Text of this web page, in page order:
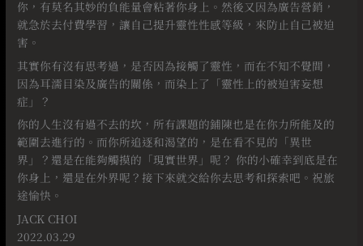
你，有莫名其妙的負能量會粘著你身上。然後又因為廣告營銷，
就急於去付費學習，讓自己提升靈性性感等級，來防止自己被迫
害。
其實你有沒有思考過，是否因為接觸了靈性，而在不知不覺間，
因為耳濡目染及廣告的關係，而染上了「靈性上的被迫害妄想
症」？
你的人生沒有過不去的坎，所有課題的鋪陳也是在你力所能及的
範圍去進行的。而你所追逐和渴望的，是在看不見的「異世
界」？還是在能夠觸摸的「現實世界」呢？ 你的小確幸到底是在
你身上，還是在外界呢？接下來就交給你去思考和探索吧。祝旅
途愉快。
JACK CHOI
2022.03.29